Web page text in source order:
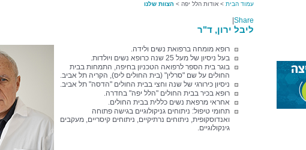
עמוד הבית > אודות הלל יפה > הצוות שלנו
Share
ליבל ירון, ד"ר
רופא מומחה ברפואת נשים ולידה.
בעל ניסיון של מעל 25 שנה כרופא נשים ויולדות.
בוגר בית הספר לרפואה הטכניון בחיפה, התמחות בבית
החולים על שם "סרלין" (בית החולים ליס), הקריה תל אביב.
ניסיון כירורגי של שנה וחצי בבית החולים "הדסה" תל אביב.
רופא בכיר בבית החולים "הלל יפה" בחדרה.
אחראי מרפאת נשים כללית בבית החולים.
תחומי טיפול: ניתוחים גניקולוגיים בגישה פתוחה
ואנדוסקופית, ניתוחים נרתיקיים, ניתוחים קיסריים, מעקבים
גינקולוגיים.